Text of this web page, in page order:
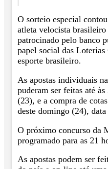
O sorteio especial
atleta velocista
patrocinado pelo banco
papel social das
esporte brasileiro.
As apostas individuais
puderam ser feitas até
(23), e a compra de
deste domingo (24),
O próximo concurso da
programado para as 21
As apostas podem ser